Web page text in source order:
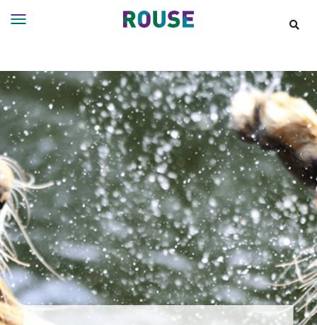
Services
Services
Where
We
Work
People
Careers
About